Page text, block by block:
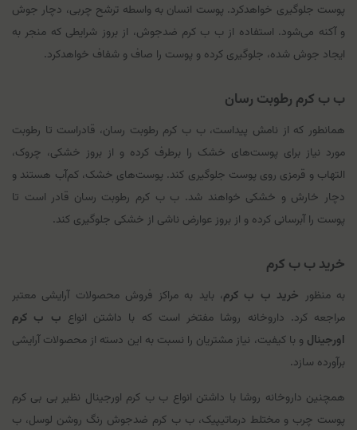
پوست جلوگیری خواهدکرد. پوست انسان به واسطه ترشح چربی، دچار جوش
و آکنه می‌شود. استفاده از ب ب کرم ضدجوش، از بروز شرایطی که منجر به
ایجاد جوش شده، جلوگیری کرده و پوست را صاف و شفاف خواهدکرد.
ب ب کرم رطوبت رسان
همانطور که از نامش پیداست، ب ب کرم رطوبت رسان، قادراست تا رطوبت
مورد نیاز برای پوست‌های خشک را برطرف کرده و از بروز خشکی، چروک،
التهاب و قرمزی روی پوست جلوگیری کند. پوست‌های خشک، کم‌آب هستند و
دچار خارش و خشکی خواهند شد. ب ب کرم رطوبت رسان قادر است تا
پوست را آبرسانی کرده و از بروز عوارض ناشی از خشکی جلوگیری کند.
خرید ب ب کرم
به منظور خرید ب ب کرم، باید به مراکز فروش محصولات آرایشی معتبر
مراجعه کرد. داروخانه روشا مفتخر است که با داشتن انواع ب ب کرم
اورجینال و با کیفیت، نیاز مشتریان را نسبت به این دسته از محصولات آرایشی
برآورده سازد.
همچنین داروخانه روشا با داشتن انواع ب ب کرم اورجینال نظیر بی بی کرم
پوست چرب و مختلط درماتیپیک، ب ب کرم ضدجوش رنگ روشن لوسل، ب